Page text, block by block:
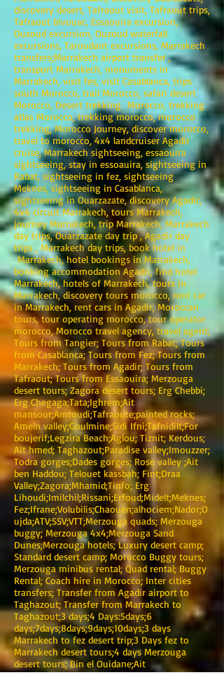
discovery desert, Tafraout visit, Tafraout trips,
Tafraout bivouac, Essaouira excursion,
Ouzoud excursion, Ouzoud waterfall
excursions, Taroudant excursions, Marrakech
transfers;Marrakech airport transfer ,
transport Marrakech, monuments in
Marrakech, visit fes, visit Casablanca, trips
south Morocco, trail Morocco, safari desert
Morocco, Desert trekking Morocco, trekking
atlas Morocco, trekking morocco, morocco
trekking, Morocco Journey, discover morocco,
travel to morocco, 4x4 landcruiser Agadir
cruise, Marrakech sightseeing, essaouira
sightseeing, stay in essoauira, sightseeing in
Rabat, sightseeing in fez, sightseeing
Meknes, sightseeing in Casablanca,
sightseeing in Ouarzazate, discovery Agadir,
4x4 circuit Marrakech, tours Marrakech,
journey Marrakech, trip Marrakech, Marrakech
day trips, Ouarzazate day trip , Agadir day
trips , Marrakech day trips, book hotel in
Marrakech, hotel bookings in Marrakech,
booking accommodation Agadir, find hotel
Marrakech, hotels of Marrakech, tours in
Marrakech, discovery tours morocco, rent car
in Marrakech, rent cars in Agadir, Moroccan
tours, tour operating morocco, tour operator
morocco, Morocco travel agency, travel agent;
Tours from Tangier; Tours from Rabat; Tours
from Casablanca; Tours from Fez; Tours from
Marrakech; Tours from Agadir; Tours from
Tafraout; Tours from Essaouira; Merzouga
desert tours; Zagora desert tours; Erg Chebbi;
Erg Chegaga;Tata;Ighrem;Ait
mansour;Amtoudi;Tafraoute;painted rocks;
Ameln valley;Goulmine;Sidi Ifni;Tafnidilt;For
boujerif;Legzira Beach;Aglou; Tiznit; Kerdous;
Ait hmed; Taghazout;Paradise valley;Imouzzer;
Todra gorges;Dades gorges; Rose valley ;Ait
ben Haddou; Telouet kassbah; Fint;Draa
Valley;Zagora;Mhamid;Tinfo; Erg
Lihoudi;Imilchil;Rissani;Erfoud;Midelt;Meknes;
Fez;Ifrane;Volubilis;Chaouen;alhociem;Nador;O
ujda;ATV;SSV;VTT;Merzouga quads; Merzouga
buggy; Merzouga 4x4;Merzouga Sand
Dunes;Merzouga hotels; Luxury desert camp;
Standard desert camp; Morocco Buggy tours;
Merzouga minibus rental; Quad rental; Buggy
Rental; Coach hire in Morocco; Inter cities
transfers; Transfer from Agadir airport to
Taghazout; Transfer from Marrakech to
Taghazout;3 days;4 Days:5days;6
days;7days;8days;9days;10days;3 days
Marrakech to fez desert trip;3 Days fez to
Marrakech desert tours;4 days Merzouga
desert tours; Bin el Ouidane;Ait
bouguemez;Ouzoud Waterfall; Al